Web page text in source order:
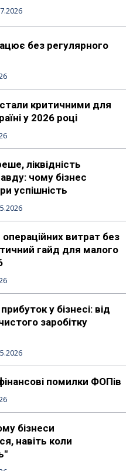
без регулярного
критичними для
у 2026 році
ліквідність
чому бізнес
успішність
операційних витрат без
гайд для малого
у бізнесі: від
заробітку
помилки ФОПів
бізнеси
навіть коли